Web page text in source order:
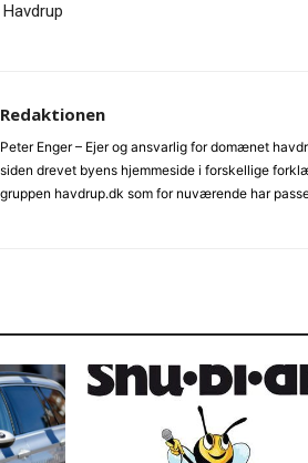
Redaktionen
Peter Enger – Ejer og ansvarlig for domænet
siden drevet byens hjemmeside i forskellige
gruppen havdrup.dk som for nuværende har